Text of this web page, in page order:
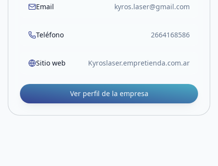
Email kyros.laser@gmail.com
Teléfono 2664168586
Sitio web Kyroslaser.empretienda.com.ar
Ver perfil de la empresa